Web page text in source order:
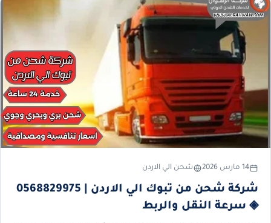
14 مارس 2026 شحن الي الاردن
شركة شحن من تبوك الي الاردن | 0568829975
◈ سرعة النقل والربط